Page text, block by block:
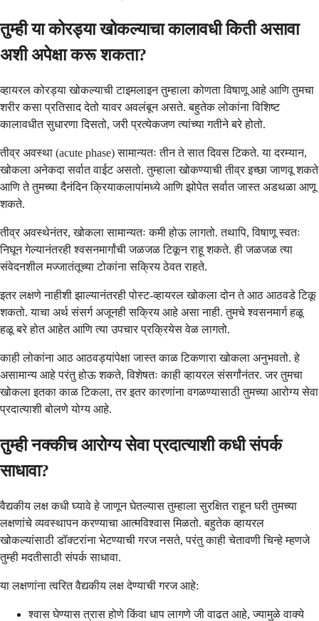
तुम्ही या कोरड्या खोकल्याचा कालावधी किती असावा
अशी अपेक्षा करू शकता?
व्हायरल कोरड्या खोकल्याची टाइमलाइन तुम्हाला कोणता विषाणू आहे आणि तुमचा
शरीर कसा प्रतिसाद देतो यावर अवलंबून असते. बहुतेक लोकांना विशिष्ट
कालावधीत सुधारणा दिसतो, जरी प्रत्येकजण त्यांच्या गतीने बरे होतो.
तीव्र अवस्था (acute phase) सामान्यतः तीन ते सात दिवस टिकते. या दरम्यान,
खोकला अनेकदा सर्वात वाईट असतो. तुम्हाला खोकण्याची तीव्र इच्छा जाणवू शकते
आणि ते तुमच्या दैनंदिन क्रियाकलापांमध्ये आणि झोपेत सर्वात जास्त अडथळा आणू
शकते.
तीव्र अवस्थेनंतर, खोकला सामान्यतः कमी होऊ लागतो. तथापि, विषाणू स्वतः
निघून गेल्यानंतरही श्वसनमार्गांची जळजळ टिकून राहू शकते. ही जळजळ त्या
संवेदनशील मज्जातंतूच्या टोकांना सक्रिय ठेवत राहते.
इतर लक्षणे नाहीशी झाल्यानंतरही पोस्ट-व्हायरल खोकला दोन ते आठ आठवडे टिकू
शकतो. याचा अर्थ संसर्ग अजूनही सक्रिय आहे असा नाही. तुमचे श्वसनमार्ग हळू
हळू बरे होत आहेत आणि त्या उपचार प्रक्रियेस वेळ लागतो.
काही लोकांना आठ आठवड्यांपेक्षा जास्त काळ टिकणारा खोकला अनुभवतो. हे
असामान्य आहे परंतु होऊ शकते, विशेषतः काही व्हायरल संसर्गांनंतर. जर तुमचा
खोकला इतका काळ टिकला, तर इतर कारणांना वगळण्यासाठी तुमच्या आरोग्य सेवा
प्रदात्याशी बोलणे योग्य आहे.
तुम्ही नक्कीच आरोग्य सेवा प्रदात्याशी कधी संपर्क
साधावा?
वैद्यकीय लक्ष कधी घ्यावे हे जाणून घेतल्यास तुम्हाला सुरक्षित राहून घरी तुमच्या
लक्षणांचे व्यवस्थापन करण्याचा आत्मविश्वास मिळतो. बहुतेक व्हायरल
खोकल्यांसाठी डॉक्टरांना भेटण्याची गरज नसते, परंतु काही चेतावणी चिन्हे म्हणजे
तुम्ही मदतीसाठी संपर्क साधावा.
या लक्षणांना त्वरित वैद्यकीय लक्ष देण्याची गरज आहे:
श्वास घेण्यास त्रास होणे किंवा धाप लागणे जी वाढत आहे, ज्यामुळे वाक्ये